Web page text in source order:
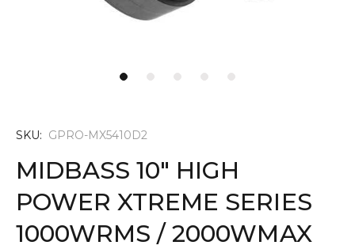
SKU: GPRO-MX5410D2
MIDBASS 10" HIGH
POWER XTREME SERIES
1000WRMS / 2000WMAX